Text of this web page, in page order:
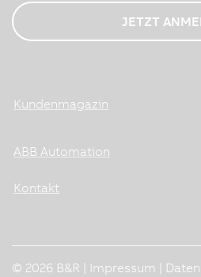
JETZT
Kundenmagazin
ABB Automation
Kontakt
© 2026 B&R | Impressum